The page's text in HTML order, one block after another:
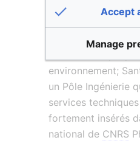
Astroparticules,
Cosmologie;
Physique des
Nucléaire;
environnement;
un Pôle Ingénierie
services
fortement insérés
national de CNRS
Accept
Manage